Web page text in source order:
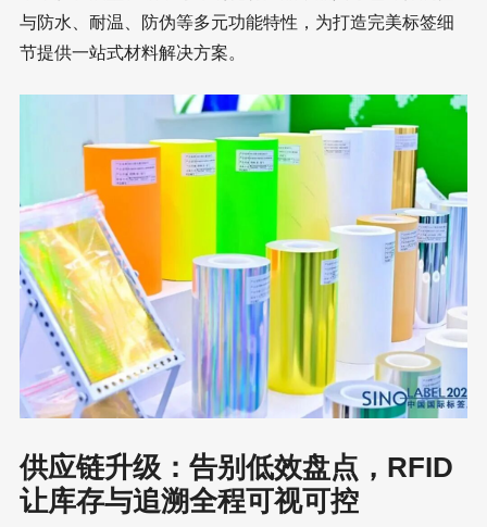
与防水、耐温、防伪等多元功能特性，为打造完美标签细
节提供一站式材料解决方案。
供应链升级：告别低效盘点，RFID
让库存与追溯全程可视可控